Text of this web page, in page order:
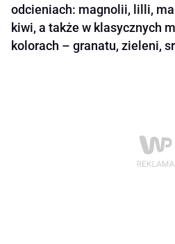
odcieniach: magnolii, lilli,
kiwi, a także w klasycznych
kolorach – granatu, zieleni,